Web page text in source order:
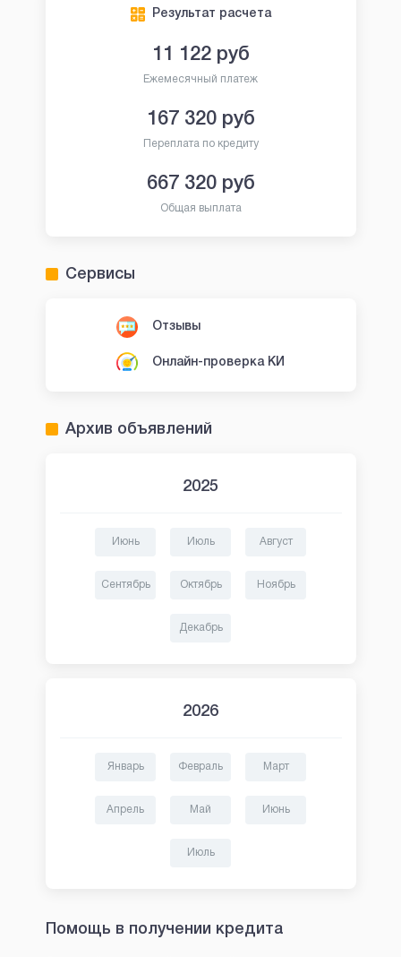
Результат расчета
11 122руб
Ежемесячный платеж
167 320руб
Переплата по кредиту
667 320руб
Общая выплата
Сервисы
Отзывы
Онлайн-проверка КИ
Архив объявлений
2025
Июнь Июль Август
Сентябрь Октябрь Ноябрь
Декабрь
2026
Январь Февраль Март
Апрель Май Июнь
Июль
Помощь в получении кредита